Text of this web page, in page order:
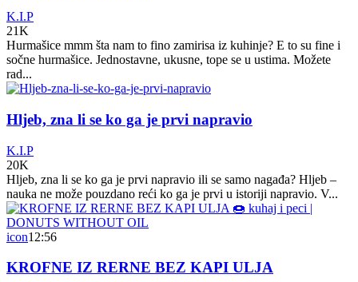
K.I.P
21K
Hurmašice mmm šta nam to fino zamirisa iz kuhinje? E to su fine i
sočne hurmašice. Jednostavne, ukusne, tope se u ustima. Možete
rad...
Hljeb, zna li se ko ga je prvi napravio
K.I.P
20K
Hljeb, zna li se ko ga je prvi napravio ili se samo nagađa? Hljeb –
nauka ne može pouzdano reći ko ga je prvi u istoriji napravio. V...
icon12:56
KROFNE IZ RERNE BEZ KAPI ULJA